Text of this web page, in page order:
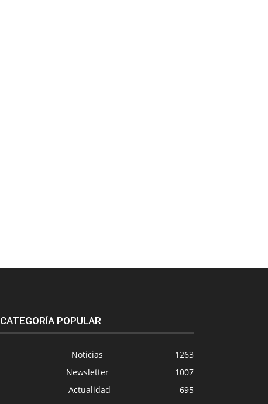
CATEGORÍA POPULAR
Noticias
1263
Newsletter
1007
Actualidad
695